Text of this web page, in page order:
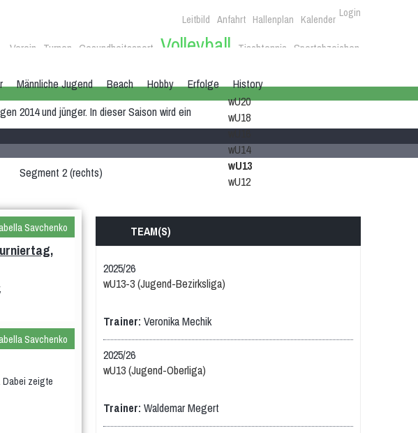
Login
Leitbild Anfahrt Hallenplan Kalender
Verein Turnen Gesundheitssport Volleyball Tischtennis Sportabzeichen
Männliche Jugend Beach Hobby Erfolge
History
2014 und jünger. In dieser Saison wird ein
Segment 2 (rechts)
wU20
wU18
wU16
wU14
wU13
wU12
Savchenko
Savchenko
Dabei zeigte
TEAM(S)
2025/26
wU13-3 (Jugend-Bezirksliga)
Trainer: Veronika Mechik
2025/26
wU13 (Jugend-Oberliga)
Trainer: Waldemar Megert